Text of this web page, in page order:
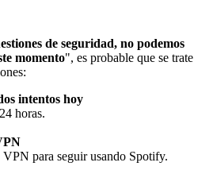
de seguridad, no podemos
momento", es probable que se trate
intentos hoy
horas.
para seguir usando Spotify.